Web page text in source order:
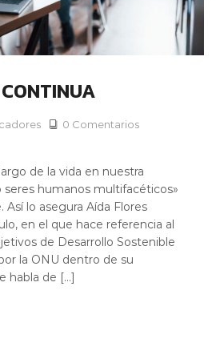
0 Comentarios
de la vida en nuestra
humanos multifacéticos»
lo asegura Aída Flores
en el que hace referencia al
de Desarrollo Sostenible
la ONU dentro de su
habla de […]